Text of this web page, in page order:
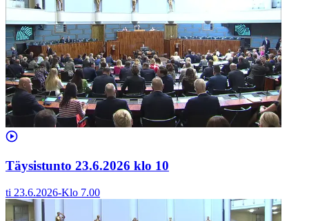
Täysistunto 23.6.2026 klo 10
ti 23.6.2026-Klo 7.00